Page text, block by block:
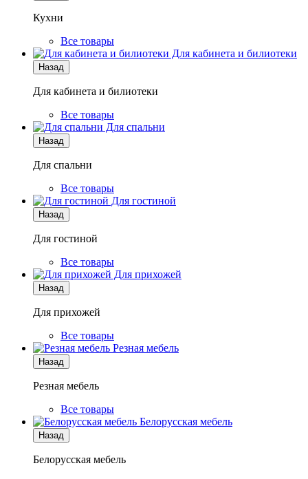
Кухни
Все товары
Для кабинета и билиотеки
Назад
Для кабинета и билиотеки
Все товары
Для спальни
Назад
Для спальни
Все товары
Для гостиной
Назад
Для гостиной
Все товары
Для прихожей
Назад
Для прихожей
Все товары
Резная мебель
Назад
Резная мебель
Все товары
Белорусская мебель
Назад
Белорусская мебель